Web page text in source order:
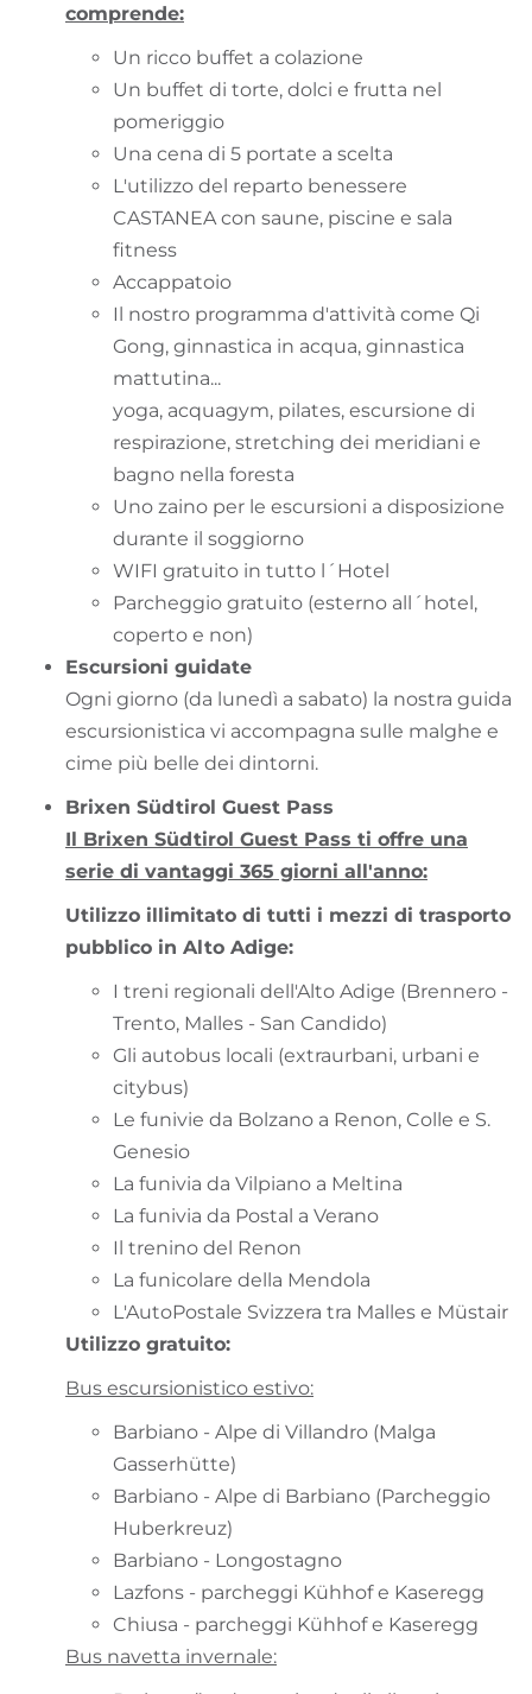
comprende:
Un ricco buffet a colazione
Un buffet di torte, dolci e frutta nel
pomeriggio
Una cena di 5 portate a scelta
L'utilizzo del reparto benessere
CASTANEA con saune, piscine e sala
fitness
Accappatoio
Il nostro programma d'attività come Qi
Gong, ginnastica in acqua, ginnastica
mattutina...
yoga, acquagym, pilates, escursione di
respirazione, stretching dei meridiani e
bagno nella foresta
Uno zaino per le escursioni a disposizione
durante il soggiorno
WIFI gratuito in tutto l´Hotel
Parcheggio gratuito (esterno all´hotel,
coperto e non)
Escursioni guidate
Ogni giorno (da lunedì a sabato) la nostra guida
escursionistica vi accompagna sulle malghe e
cime più belle dei dintorni.
Brixen Südtirol Guest Pass
Il Brixen Südtirol Guest Pass ti offre una
serie di vantaggi 365 giorni all'anno:
Utilizzo illimitato di tutti i mezzi di trasporto
pubblico in Alto Adige:
I treni regionali dell'Alto Adige (Brennero -
Trento, Malles - San Candido)
Gli autobus locali (extraurbani, urbani e
citybus)
Le funivie da Bolzano a Renon, Colle e S.
Genesio
La funivia da Vilpiano a Meltina
La funivia da Postal a Verano
Il trenino del Renon
La funicolare della Mendola
L'AutoPostale Svizzera tra Malles e Müstair
Utilizzo gratuito:
Bus escursionistico estivo:
Barbiano - Alpe di Villandro (Malga
Gasserhütte)
Barbiano - Alpe di Barbiano (Parcheggio
Huberkreuz)
Barbiano - Longostagno
Lazfons - parcheggi Kühhof e Kaseregg
Chiusa - parcheggi Kühhof e Kaseregg
Bus navetta invernale: